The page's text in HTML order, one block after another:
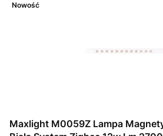
Nowość
Maxlight M0059Z Lampa